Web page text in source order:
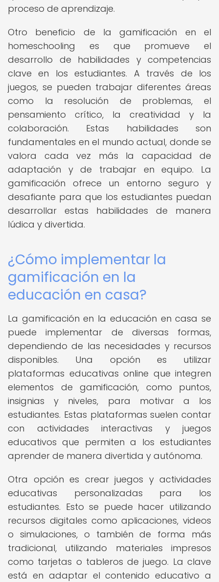
proceso de aprendizaje.
Otro beneficio de la gamificación en el
homeschooling es que promueve el
desarrollo de habilidades y competencias
clave en los estudiantes. A través de los
juegos, se pueden trabajar diferentes áreas
como la resolución de problemas, el
pensamiento crítico, la creatividad y la
colaboración. Estas habilidades son
fundamentales en el mundo actual, donde se
valora cada vez más la capacidad de
adaptación y de trabajar en equipo. La
gamificación ofrece un entorno seguro y
desafiante para que los estudiantes puedan
desarrollar estas habilidades de manera
lúdica y divertida.
¿Cómo implementar la
gamificación en la
educación en casa?
La gamificación en la educación en casa se
puede implementar de diversas formas,
dependiendo de las necesidades y recursos
disponibles. Una opción es utilizar
plataformas educativas online que integren
elementos de gamificación, como puntos,
insignias y niveles, para motivar a los
estudiantes. Estas plataformas suelen contar
con actividades interactivas y juegos
educativos que permiten a los estudiantes
aprender de manera divertida y autónoma.
Otra opción es crear juegos y actividades
educativas personalizadas para los
estudiantes. Esto se puede hacer utilizando
recursos digitales como aplicaciones, videos
o simulaciones, o también de forma más
tradicional, utilizando materiales impresos
como tarjetas o tableros de juego. La clave
está en adaptar el contenido educativo a